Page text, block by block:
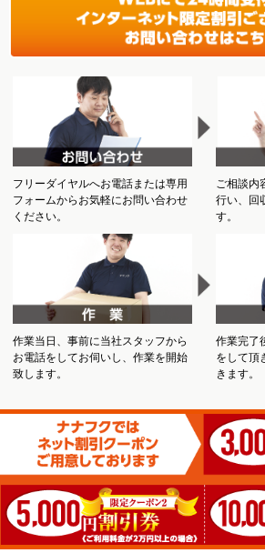
フリーダイヤルへお電話または専用
フォームからお気軽にお問い合わせ
ください。
ご相談内
行い、回
す。
作業当日、事前に当社スタッフから
お電話をしてお伺いし、作業を開始
致します。
作業完了
をして頂
きます。